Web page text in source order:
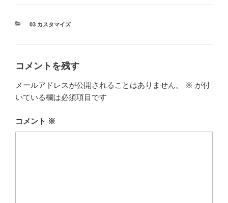
カ
03 カスタマイズ
コメントを残す
メールアドレスが公開されることはありません。 ※ が付
いている欄は必須項目です
コメント ※